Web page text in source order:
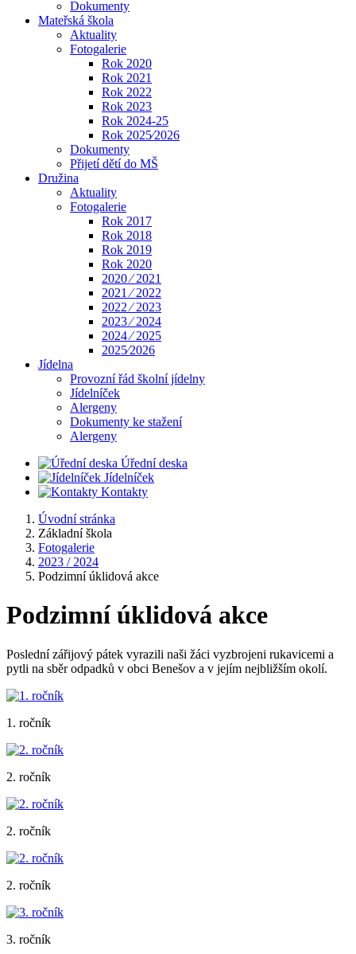
Dokumenty
Mateřská škola
Aktuality
Fotogalerie
Rok 2020
Rok 2021
Rok 2022
Rok 2023
Rok 2024-25
Rok 2025⁄2026
Dokumenty
Přijetí dětí do MŠ
Družina
Aktuality
Fotogalerie
Rok 2017
Rok 2018
Rok 2019
Rok 2020
2020 ⁄ 2021
2021 ⁄ 2022
2022 ⁄ 2023
2023 ⁄ 2024
2024 ⁄ 2025
2025⁄2026
Jídelna
Provozní řád školní jídelny
Jídelníček
Alergeny
Dokumenty ke stažení
Alergeny
Úřední deska
Jídelníček
Kontakty
Úvodní stránka
Základní škola
Fotogalerie
2023 / 2024
Podzimní úklidová akce
Podzimní úklidová akce
Poslední zářijový pátek vyrazili naši žáci vyzbrojeni rukavicemi a
pytli na sběr odpadků v obci Benešov a v jejím nejbližším okolí.
1. ročník
2. ročník
2. ročník
2. ročník
3. ročník